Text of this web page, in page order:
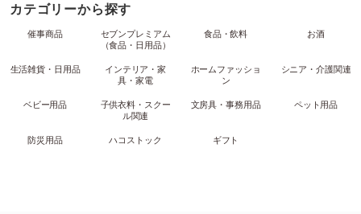
カテゴリーから探す
催事商品
セブンプレミアム
（食品・日用品）
食品・飲料 お酒
生活雑貨・日用品
インテリア・家
具・家電
ホームファッショ
ン
シニア・介護関連
ベビー用品
子供衣料・スクー
ル関連
文房具・事務用品 ペット用品
防災用品 ハコストック ギフト